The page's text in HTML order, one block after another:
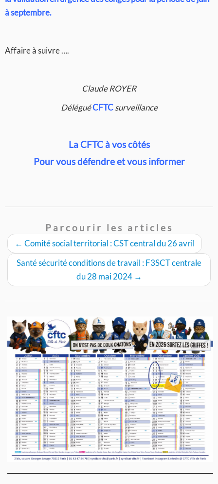
à septembre.
Affaire à suivre ….
Claude ROYER
DéléguéCFTCsurveillance
La CFTC à vos côtés
Pour vous défendre et vous informer
Parcourir les articles
← Comité social territorial : CST central du 26 avril
Santé sécurité conditions de travail : F3SCT centrale
du 28 mai 2024 →